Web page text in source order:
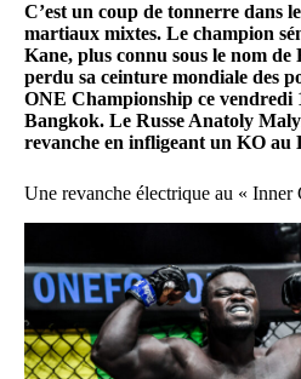
C’est un coup de tonnerre dans
martiaux mixtes. Le champion
Kane, plus connu sous le nom de
perdu sa ceinture mondiale des
ONE Championship ce vendredi
Bangkok. Le Russe Anatoly
revanche en infligeant un KO au
Une revanche électrique au « Inner